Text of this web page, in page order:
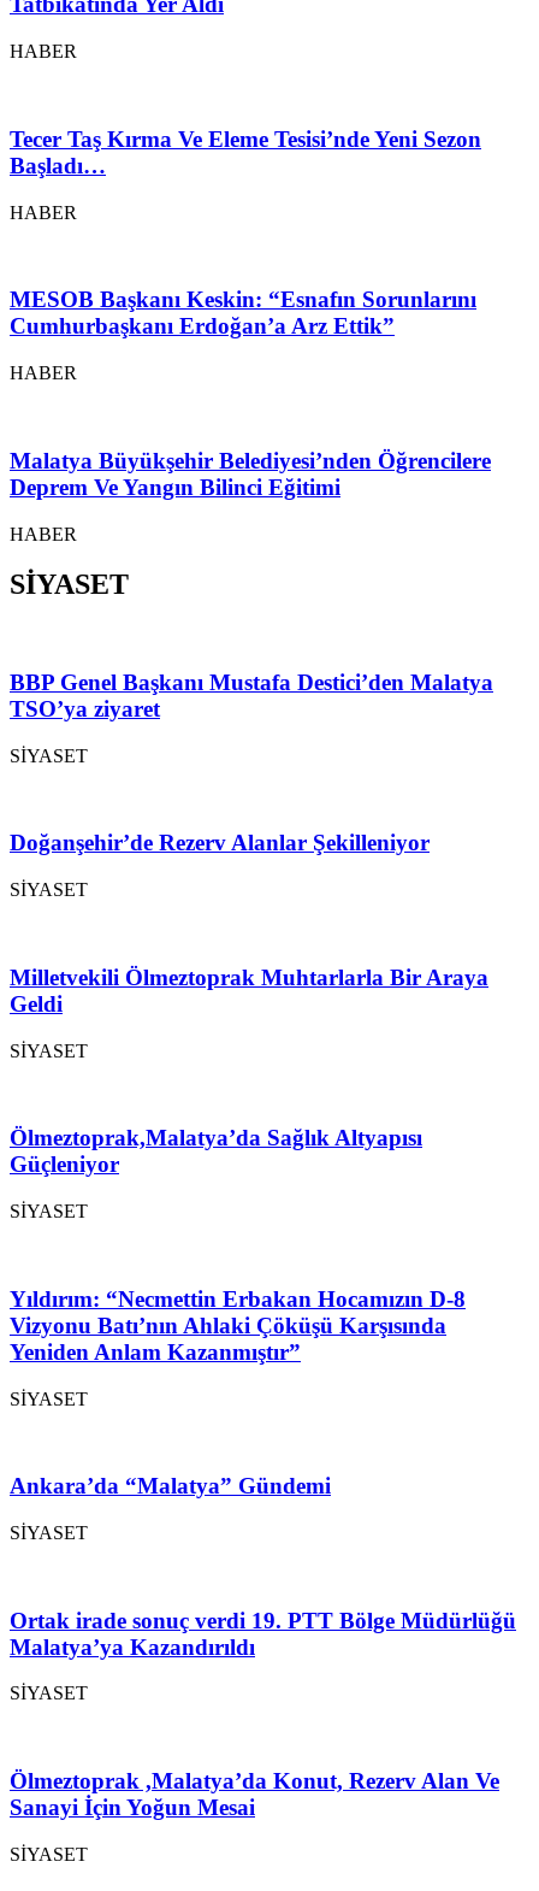
HABER
Tecer Taş Kırma Ve Eleme Tesisi’nde Yeni Sezon
Başladı…
HABER
MESOB Başkanı Keskin: “Esnafın Sorunlarını
Cumhurbaşkanı Erdoğan’a Arz Ettik”
HABER
Malatya Büyükşehir Belediyesi’nden Öğrencilere
Deprem Ve Yangın Bilinci Eğitimi
HABER
SİYASET
BBP Genel Başkanı Mustafa Destici’den Malatya
TSO’ya ziyaret
SİYASET
Doğanşehir’de Rezerv Alanlar Şekilleniyor
SİYASET
Milletvekili Ölmeztoprak Muhtarlarla Bir Araya
Geldi
SİYASET
Ölmeztoprak,Malatya’da Sağlık Altyapısı
Güçleniyor
SİYASET
Yıldırım: “Necmettin Erbakan Hocamızın D-8
Vizyonu Batı’nın Ahlaki Çöküşü Karşısında
Yeniden Anlam Kazanmıştır”
SİYASET
Ankara’da “Malatya” Gündemi
SİYASET
Ortak irade sonuç verdi 19. PTT Bölge Müdürlüğü
Malatya’ya Kazandırıldı
SİYASET
Ölmeztoprak ,Malatya’da Konut, Rezerv Alan Ve
Sanayi İçin Yoğun Mesai
SİYASET